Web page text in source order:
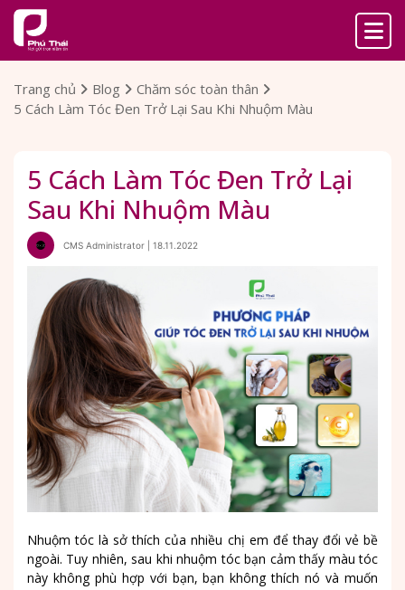
Trang chủ Blog
Chăm sóc toàn thân
5 Cách Làm Tóc Đen Trở Lại Sau Khi Nhuộm Màu
5 Cách Làm Tóc Đen Trở Lại
Sau Khi Nhuộm Màu
CMS Administrator | 18.11.2022
Nhuộm tóc là sở thích của nhiều chị em để thay đổi vẻ bề
ngoài. Tuy nhiên, sau khi nhuộm tóc bạn cảm thấy màu tóc
này không phù hợp với bạn, bạn không thích nó và muốn